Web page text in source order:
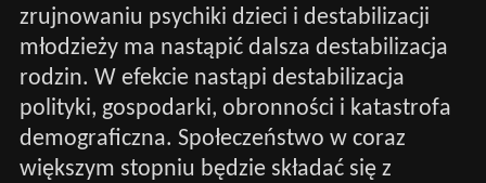
zrujnowaniu psychiki dzieci i destabilizacji
młodzieży ma nastąpić dalsza destabilizacja
rodzin. W efekcie nastąpi destabilizacja
polityki, gospodarki, obronności i katastrofa
demograficzna. Społeczeństwo w coraz
większym stopniu będzie składać się z